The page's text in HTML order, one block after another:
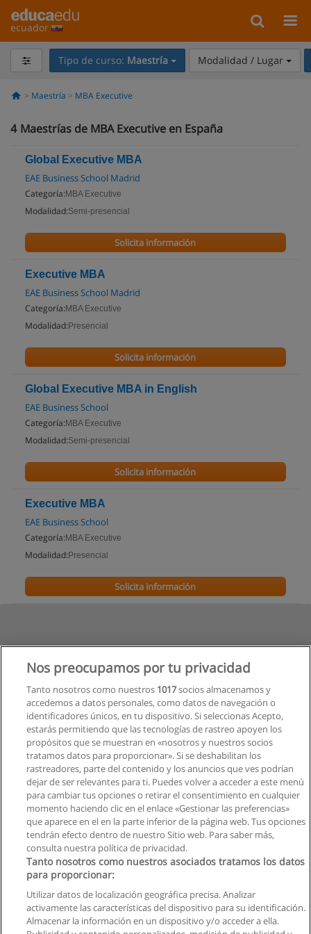
ecuador
Tipo de curso: Maestría Modalidad / Lugar
Maestría MBA Executive
4 Maestrías de MBA Executive en España
Global Executive MBA
EAE Business School Madrid
Categoría: MBA Executive
Modalidad:Semi-presencial
Solicita información
Executive MBA
EAE Business School Madrid
Categoría: MBA Executive
Modalidad: Presencial
Solicita información
Global Executive MBA in English
EAE Business School
Categoría: MBA Executive
Modalidad:Semi-presencial
Solicita información
Executive MBA
EAE Business School
Categoría: MBA Executive
Modalidad: Presencial
Solicita información
Reglas de uso
Nos preocupamos por tu privacidad
Tanto nosotros como nuestros 1017socios almacenamos y
accedemos a datos personales, como datos de navegación o
identificadores únicos, en tu dispositivo. Si seleccionas Acepto,
estarás permitiendo que las tecnologías de rastreo apoyen los
propósitos que se muestran en «nosotros y nuestros socios
tratamos datos para proporcionar». Si se deshabilitan los
rastreadores, parte del contenido y los anuncios que ves podrían
dejar de ser relevantes para ti. Puedes volver a acceder a este menú
para cambiar tus opciones o retirar el consentimiento en cualquier
momento haciendo clic en el enlace «Gestionar las preferencias»
que aparece en el en la parte inferior de la página web. Tus opciones
tendrán efecto dentro de nuestro Sitio web. Para saber más,
consulta nuestra política de privacidad.
Tanto nosotros como nuestros asociados tratamos los datos
para proporcionar:
Utilizar datos de localización geográfica precisa. Analizar
activamente las características del dispositivo para su identificación.
Almacenar la información en un dispositivo y/o acceder a ella.